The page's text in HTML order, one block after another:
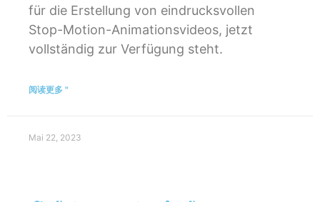
für die Erstellung von eindrucksvollen
Stop-Motion-Animationsvideos, jetzt
vollständig zur Verfügung steht.
阅读更多 "
Mai 22, 2023